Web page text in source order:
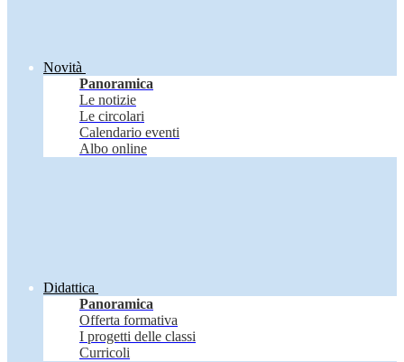
Novità
Panoramica
Le notizie
Le circolari
Calendario eventi
Albo online
Didattica
Panoramica
Offerta formativa
I progetti delle classi
Curricoli